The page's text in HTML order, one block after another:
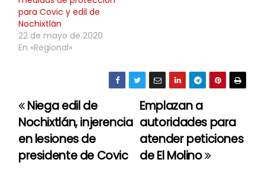
para Covic y edil de
Nochixtlán
22 de mayo de 2020
En «Regional»
N
a
v
Emplazan a
autoridades para
atender peticiones
de El Molino
Niega edil de
Nochixtlán, injerencia
en lesiones de
presidente de Covic